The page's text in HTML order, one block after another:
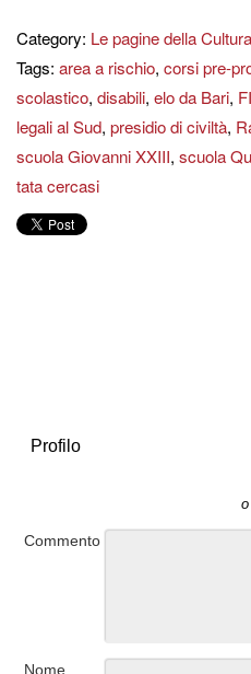
Category: Le pagine della Cultura
Tags: area a rischio, corsi pre-
scolastico, disabili, elo da Bari,
legali al Sud, presidio di civiltà,
scuola Giovanni XXIII, scuola
tata cercasi
Profilo
o
Commento
Nome